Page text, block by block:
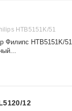
HTB5151K/51
Филипс HTB5151K/
12